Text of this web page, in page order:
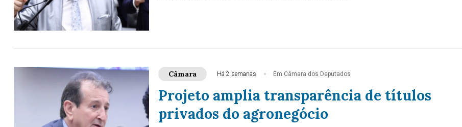
Câmara Há 2 semanas Em Câmara dos Deputados
Projeto amplia transparência de títulos
privados do agronegócio